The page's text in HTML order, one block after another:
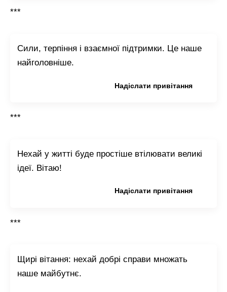
***
Сили, терпіння і взаємної підтримки. Це наше
найголовніше.
Надіслати привітання
***
Нехай у житті буде простіше втілювати великі
ідеї. Вітаю!
Надіслати привітання
***
Щирі вітання: нехай добрі справи множать
наше майбутнє.